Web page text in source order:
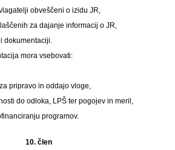
obveščeni o izidu JR,
za dajanje informacij o JR,
dokumentaciji.
mora vsebovati:
pripravo in oddajo vloge,
do odloka, LPŠ ter pogojev in meril,
programov.
10. člen